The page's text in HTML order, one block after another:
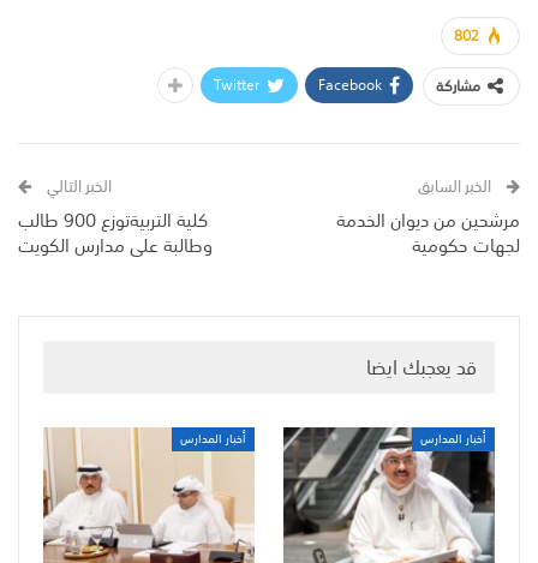
802
مشاركة
Facebook
Twitter
الخبر السابق
مرشحين من ديوان الخدمة
لجهات حكومية
الخبر التالي
كلية التربيةتوزع 900 طالب
وطالبة على مدارس الكويت
قد يعجبك ايضا
أخبار المدارس أخبار المدارس